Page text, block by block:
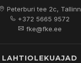
Peterburi tee 2c, Tallinn
+372 5665 9572
fke@fke.ee
LAHTIOLEKUAJAD